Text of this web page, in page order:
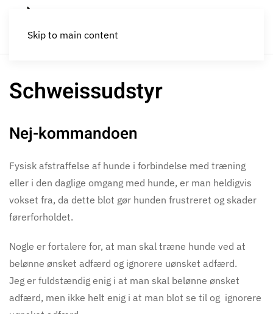
Skip to main content
Schweissudstyr
Nej-kommandoen
Fysisk afstraffelse af hunde i forbindelse med træning
eller i den daglige omgang med hunde, er man heldigvis
vokset fra, da dette blot gør hunden frustreret og skader
førerforholdet.
Nogle er fortalere for, at man skal træne hunde ved at
belønne ønsket adfærd og ignorere uønsket adfærd.
Jeg er fuldstændig enig i at man skal belønne ønsket
adfærd, men ikke helt enig i at man blot se til og ignorere